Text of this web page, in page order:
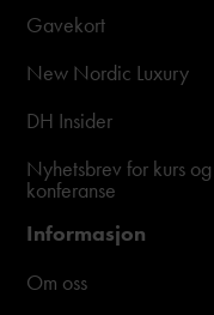
Gavekort
New Nordic Luxury
DH Insider
Nyhetsbrev for kurs og
konferanse
Informasjon
Om oss